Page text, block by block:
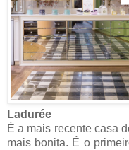
Ladurée
É a mais recente casa
mais bonita. É o